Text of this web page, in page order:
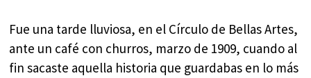
Fue una tarde lluviosa, en el Círculo de Bellas Artes,
ante un café con churros, marzo de 1909, cuando al
fin sacaste aquella historia que guardabas en lo más